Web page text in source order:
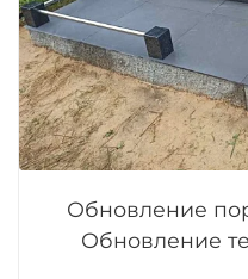
Обновление
Обновление